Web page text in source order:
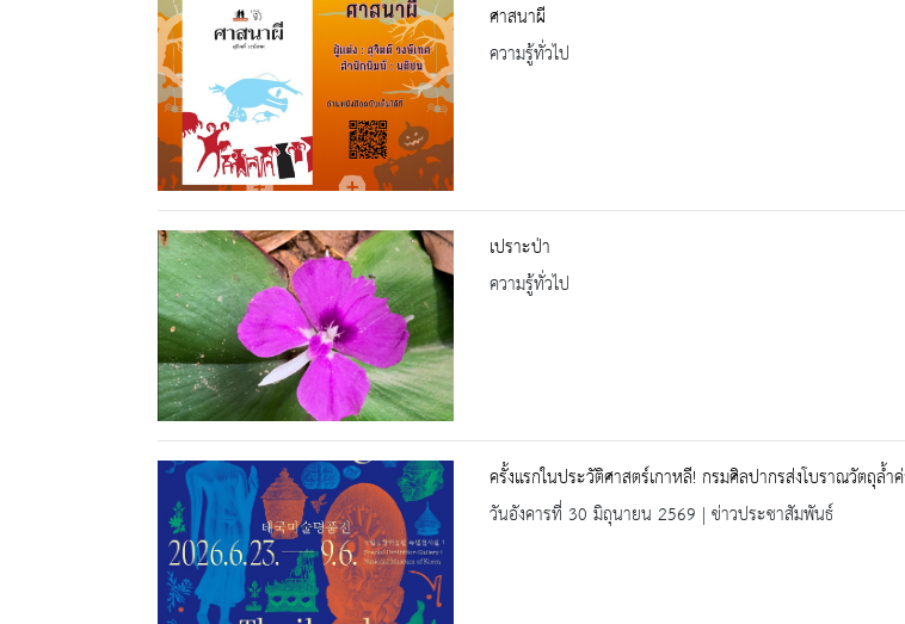
ศาสนาผี
ความรู้ทั่วไป
เปราะป่า
ความรู้ทั่วไป
ครั้งแรกในประวัติศาสตร์เกาหลี! กรมศิลปากรส่งโบราณวัตถุล้ำ
วันอังคารที่ 30 มิถุนายน 2569 | ข่าวประชาสัมพันธ์